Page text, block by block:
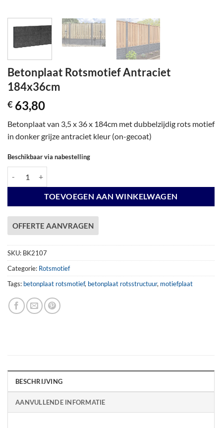
Betonplaat Rotsmotief Antraciet
184x36cm
€ 63,80
Betonplaat van 3,5 x 36 x 184cm met dubbelzijdig rots motief
in donker grijze antraciet kleur (on-gecoat)
Beschikbaar via nabestelling
TOEVOEGEN AAN WINKELWAGEN
OFFERTE AANVRAGEN
SKU: BK2107
Categorie: Rotsmotief
Tags: betonplaat rotsmotief, betonplaat rotsstructuur, motiefplaat
BESCHRIJVING
AANVULLENDE INFORMATIE